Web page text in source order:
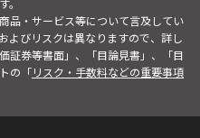
品・サービス等について言及してい
よびリスクは異なりますので、詳し
証券等書面」、「目論見書」、「目
の「リスク・手数料などの重要事項